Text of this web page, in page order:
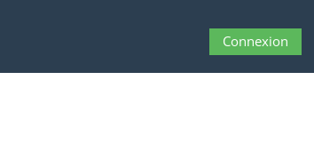
Connexion